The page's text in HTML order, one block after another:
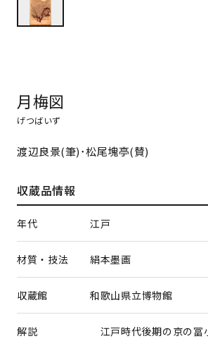
月梅図
げつばいず
渡辺良景(筆)･松尾塊亭(賛)
収蔵品情報
年代 江戸
材質・技法 絹本墨画
収蔵館 和歌山県立博物館
解説
江戸時代後期の京の冨